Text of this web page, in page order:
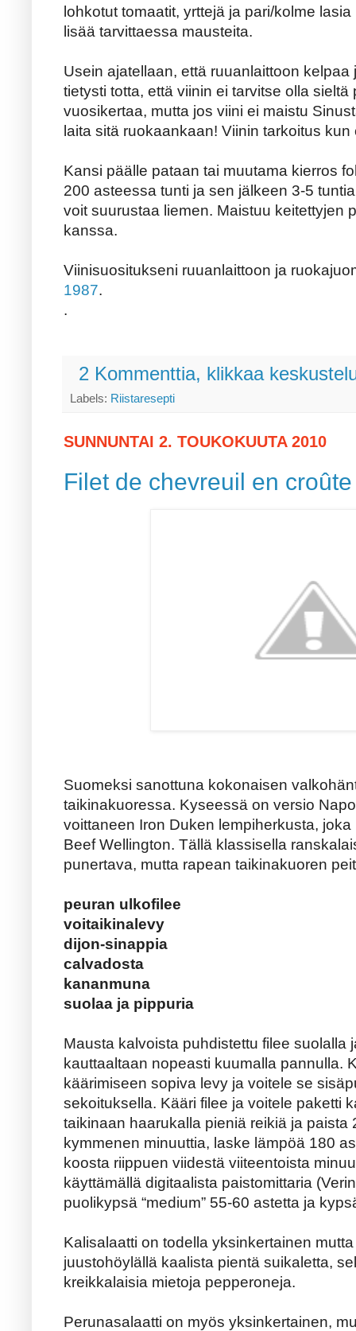
lohkotut tomaatit, yrttejä ja pari/kolme
lisää tarvittaessa mausteita.
Usein ajatellaan, että ruuanlaittoon
tietysti totta, että viinin ei tarvitse olla
vuosikertaa, mutta jos viini ei maistu
laita sitä ruokaankaan! Viinin tarkoitus
Kansi päälle pataan tai muutama kierros
200 asteessa tunti ja sen jälkeen 3-5
voit suurustaa liemen. Maistuu keitettyjen
kanssa.
Viinisuositukseni ruuanlaittoon ja
1987.
.
2 Kommenttia, klikkaa
Labels: Riistaresepti
SUNNUNTAI 2. TOUKOKUUTA 2010
Filet de chevreuil en croûte
Suomeksi sanottuna kokonaisen
taikinakuoressa. Kyseessä on versio
voittaneen Iron Duken lempiherkusta,
Beef Wellington. Tällä klassisella
punertava, mutta rapean taikinakuoren
peuran ulkofilee
voitaikinalevy
dijon-sinappia
calvadosta
kananmuna
suolaa ja pippuria
Mausta kalvoista puhdistettu filee suolalla
kauttaaltaan nopeasti kuumalla pannulla.
käärimiseen sopiva levy ja voitele se
sekoituksella. Kääri filee ja voitele paketti
taikinaan haarukalla pieniä reikiä ja
kymmenen minuuttia, laske lämpöä 180
koosta riippuen viidestä viiteentoista
käyttämällä digitaalista paistomittaria
puolikypsä “medium” 55-60 astetta ja
Kalisalaatti on todella yksinkertainen
juustohöylällä kaalista pientä suikaletta,
kreikkalaisia mietoja pepperoneja.
Perunasalaatti on myös yksinkertainen,